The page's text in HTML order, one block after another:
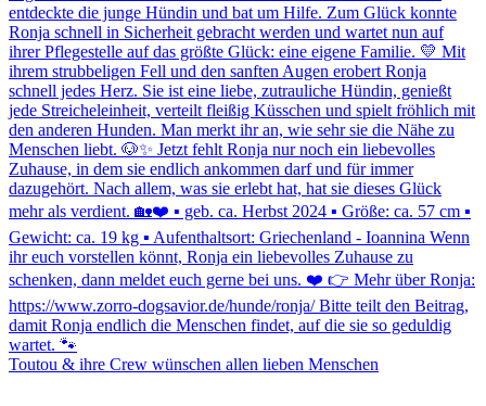
Toutou & ihre Crew wünschen allen lieben Menschen